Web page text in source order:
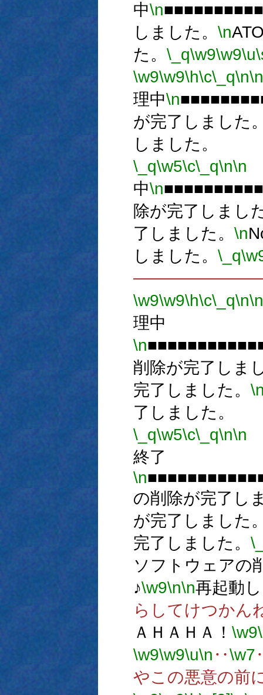
中\n
しました。 \n
た。 \_q\w9\w9\u
\w9\w9\h\c\_q\n\n
理中\n
が完了しました
しました。
\_q\w5\c\_q\n\n
中\n
除が完了しまし
了しました。 \n
しました。 \_q
\w9\w9\h\c\_q\n\n
理中
\n
削除が完了しま
完了しました。
了しました。
\_q\w5\c\_q\n\n
終了
\n
の削除が完了し
が完了しました
完了しました。
ソフトウェアの
♪\w9\n\n再起動
らしてけつかん
ＡＨＡＨＡ！ \w9
\w9\w9\u\n ‥\w7
やこの悪意の前